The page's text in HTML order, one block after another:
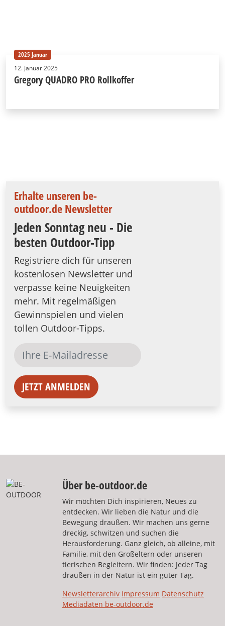
2025 Januar
12. Januar 2025
Gregory QUADRO PRO Rollkoffer
Erhalte unseren be-
outdoor.de Newsletter
Jeden Sonntag neu - Die
besten Outdoor-Tipp
Registriere dich für unseren
kostenlosen Newsletter und
verpasse keine Neuigkeiten
mehr. Mit regelmäßigen
Gewinnspielen und vielen
tollen Outdoor-Tipps.
JETZT ANMELDEN
Über be-outdoor.de
Wir möchten Dich inspirieren, Neues zu
entdecken. Wir lieben die Natur und die
Bewegung draußen. Wir machen uns gerne
dreckig, schwitzen und suchen die
Herausforderung. Ganz gleich, ob alleine, mit
Familie, mit den Großeltern oder unseren
tierischen Begleitern. Wir finden: Jeder Tag
draußen in der Natur ist ein guter Tag.
Newsletterarchiv Impressum Datenschutz
Mediadaten be-outdoor.de